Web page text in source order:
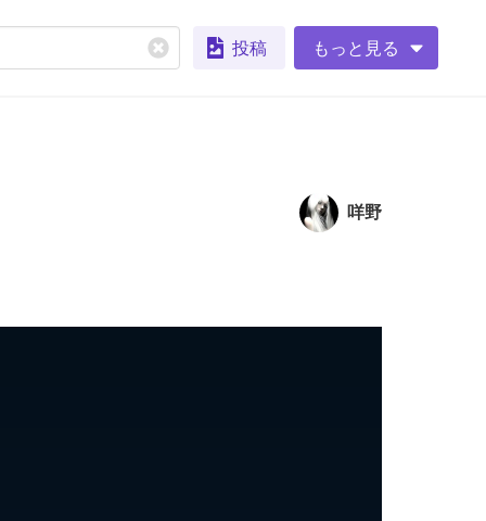
投稿 もっと見る
咩野